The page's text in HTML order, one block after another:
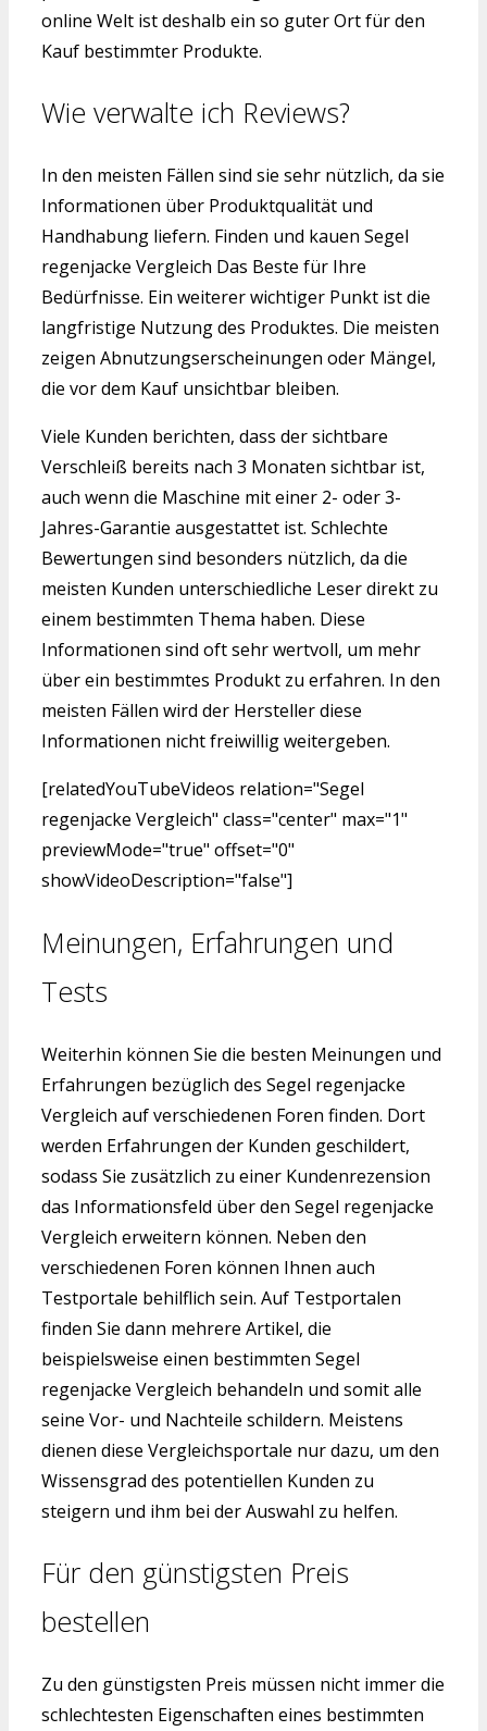
online Welt ist deshalb ein so guter Ort für den
Kauf bestimmter Produkte.
Wie verwalte ich Reviews?
In den meisten Fällen sind sie sehr nützlich, da sie
Informationen über Produktqualität und
Handhabung liefern. Finden und kauen Segel
regenjacke Vergleich Das Beste für Ihre
Bedürfnisse. Ein weiterer wichtiger Punkt ist die
langfristige Nutzung des Produktes. Die meisten
zeigen Abnutzungserscheinungen oder Mängel,
die vor dem Kauf unsichtbar bleiben.
Viele Kunden berichten, dass der sichtbare
Verschleiß bereits nach 3 Monaten sichtbar ist,
auch wenn die Maschine mit einer 2- oder 3-
Jahres-Garantie ausgestattet ist. Schlechte
Bewertungen sind besonders nützlich, da die
meisten Kunden unterschiedliche Leser direkt zu
einem bestimmten Thema haben. Diese
Informationen sind oft sehr wertvoll, um mehr
über ein bestimmtes Produkt zu erfahren. In den
meisten Fällen wird der Hersteller diese
Informationen nicht freiwillig weitergeben.
[relatedYouTubeVideos relation="Segel
regenjacke Vergleich" class="center" max="1"
previewMode="true" offset="0"
showVideoDescription="false"]
Meinungen, Erfahrungen und
Tests
Weiterhin können Sie die besten Meinungen und
Erfahrungen bezüglich des Segel regenjacke
Vergleich auf verschiedenen Foren finden. Dort
werden Erfahrungen der Kunden geschildert,
sodass Sie zusätzlich zu einer Kundenrezension
das Informationsfeld über den Segel regenjacke
Vergleich erweitern können. Neben den
verschiedenen Foren können Ihnen auch
Testportale behilflich sein. Auf Testportalen
finden Sie dann mehrere Artikel, die
beispielsweise einen bestimmten Segel
regenjacke Vergleich behandeln und somit alle
seine Vor- und Nachteile schildern. Meistens
dienen diese Vergleichsportale nur dazu, um den
Wissensgrad des potentiellen Kunden zu
steigern und ihm bei der Auswahl zu helfen.
Für den günstigsten Preis
bestellen
Zu den günstigsten Preis müssen nicht immer die
schlechtesten Eigenschaften eines bestimmten